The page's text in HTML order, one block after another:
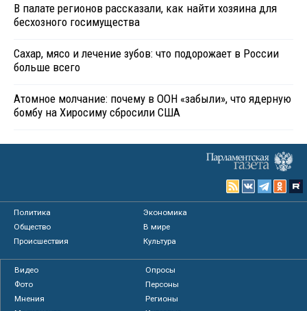
В палате регионов рассказали, как найти хозяина для
бесхозного госимущества
Сахар, мясо и лечение зубов: что подорожает в России
больше всего
Атомное молчание: почему в ООН «забыли», что ядерную
бомбу на Хиросиму сбросили США
Политика
Экономика
Общество
В мире
Происшествия
Культура
Видео
Опросы
Фото
Персоны
Мнения
Регионы